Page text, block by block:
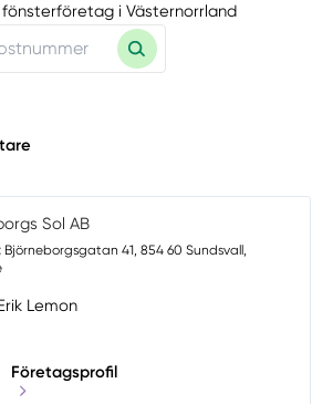
i Västernorrland
Sol AB
Björneborgsgatan 41, 854 60 Sundsvall,
Lemon
Företagsprofil